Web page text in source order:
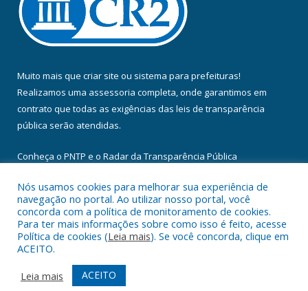
Muito mais que criar site ou sistema para prefeituras!
Realizamos uma assessoria completa, onde garantimos em
contrato que todas as exigências das leis de transparência
pública serão atendidas.
Conheça o PNTP e o Radar da Transparência Pública
Todos os direitos reservados a Câmara Municipal de Floresta do
Araguaia.
Mapa do Site
Acessar Área Administrativa
Acessar Webmail
Nós usamos cookies para melhorar sua experiência de
navegação no portal. Ao utilizar nosso portal, você
concorda com a política de monitoramento de cookies.
Para ter mais informações sobre como isso é feito, acesse
Política de cookies (Leia mais). Se você concorda, clique em
ACEITO.
Leia mais
ACEITO